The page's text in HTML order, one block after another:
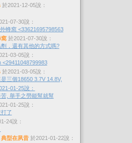
於2021-12-05說：
07-30說：
蜂窩 <33621695798563
窩於2021-07-30說：
，還有其他的方式嗎?
03-05說：
<29411048799983
於2021-03-05說：
三個18650 3.7V 14.8V,
01-25說：
, 舉手之勞能幫就幫
01-25說：
了
24說：
型在夙昔於2021-01-22說：